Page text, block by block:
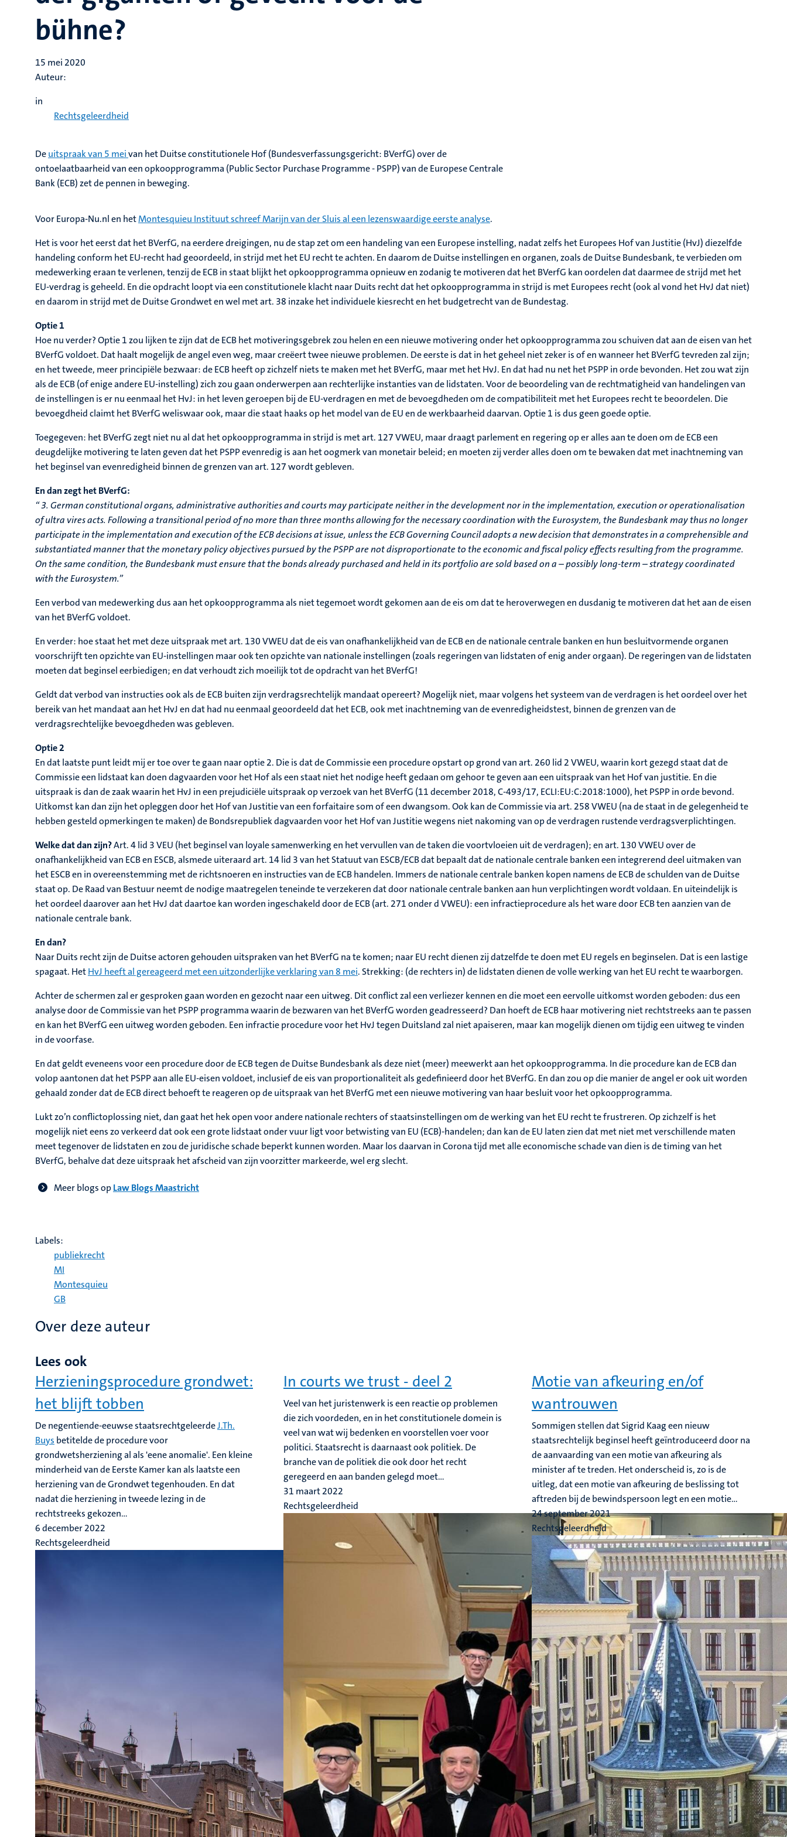
bühne?
15 mei 2020
Auteur:
in
Rechtsgeleerdheid
Deuitspraak van 5 meivan het Duitse constitutionele Hof (Bundesverfassungsgericht: BVerfG) over de
ontoelaatbaarheid van een opkoopprogramma (Public Sector Purchase Programme - PSPP) van de Europese Centrale
Bank (ECB) zet de pennen in beweging.
Voor Europa-Nu.nl en hetMontesquieu Instituut schreef Marijn van der Sluis al een lezenswaardige eerste analyse.
Het is voor het eerst dat het BVerfG, na eerdere dreigingen, nu de stap zet om een handeling van een Europese instelling, nadat zelfs het Europees Hof van Justitie (HvJ) diezelfde
handeling conform het EU-recht had geoordeeld, in strijd met het EU recht te achten. En daarom de Duitse instellingen en organen, zoals de Duitse Bundesbank, te verbieden om
medewerking eraan te verlenen, tenzij de ECB in staat blijkt het opkoopprogramma opnieuw en zodanig te motiveren dat het BVerfG kan oordelen dat daarmee de strijd met het
EU-verdrag is geheeld. En die opdracht loopt via een constitutionele klacht naar Duits recht dat het opkoopprogramma in strijd is met Europees recht (ook al vond het HvJ dat niet)
en daarom in strijd met de Duitse Grondwet en wel met art. 38 inzake het individuele kiesrecht en het budgetrecht van de Bundestag.
Optie 1
Hoe nu verder? Optie 1 zou lijken te zijn dat de ECB het motiveringsgebrek zou helen en een nieuwe motivering onder het opkoopprogramma zou schuiven dat aan de eisen van het
BVerfG voldoet. Dat haalt mogelijk de angel even weg, maar creëert twee nieuwe problemen. De eerste is dat in het geheel niet zeker is of en wanneer het BVerfG tevreden zal zijn;
en het tweede, meer principiële bezwaar: de ECB heeft op zichzelf niets te maken met het BVerfG, maar met het HvJ. En dat had nu net het PSPP in orde bevonden. Het zou wat zijn
als de ECB (of enige andere EU-instelling) zich zou gaan onderwerpen aan rechterlijke instanties van de lidstaten. Voor de beoordeling van de rechtmatigheid van handelingen van
de instellingen is er nu eenmaal het HvJ: in het leven geroepen bij de EU-verdragen en met de bevoegdheden om de compatibiliteit met het Europees recht te beoordelen. Die
bevoegdheid claimt het BVerfG weliswaar ook, maar die staat haaks op het model van de EU en de werkbaarheid daarvan. Optie 1 is dus geen goede optie.
Toegegeven: het BVerfG zegt niet nu al dat het opkoopprogramma in strijd is met art. 127 VWEU, maar draagt parlement en regering op er alles aan te doen om de ECB een
deugdelijke motivering te laten geven dat het PSPP evenredig is aan het oogmerk van monetair beleid; en moeten zij verder alles doen om te bewaken dat met inachtneming van
het beginsel van evenredigheid binnen de grenzen van art. 127 wordt gebleven.
En dan zegt het BVerfG:
“ 3. German constitutional organs, administrative authorities and courts may participate neither in the development nor in the implementation, execution or operationalisation
of ultra vires acts. Following a transitional period of no more than three months allowing for the necessary coordination with the Eurosystem, the Bundesbank may thus no longer
participate in the implementation and execution of the ECB decisions at issue, unless the ECB Governing Council adopts a new decision that demonstrates in a comprehensible and
substantiated manner that the monetary policy objectives pursued by the PSPP are not disproportionate to the economic and fiscal policy effects resulting from the programme.
On the same condition, the Bundesbank must ensure that the bonds already purchased and held in its portfolio are sold based on a – possibly long-term – strategy coordinated
with the Eurosystem.”
Een verbod van medewerking dus aan het opkoopprogramma als niet tegemoet wordt gekomen aan de eis om dat te heroverwegen en dusdanig te motiveren dat het aan de eisen
van het BVerfG voldoet.
En verder: hoe staat het met deze uitspraak met art. 130 VWEU dat de eis van onafhankelijkheid van de ECB en de nationale centrale banken en hun besluitvormende organen
voorschrijft ten opzichte van EU-instellingen maar ook ten opzichte van nationale instellingen (zoals regeringen van lidstaten of enig ander orgaan). De regeringen van de lidstaten
moeten dat beginsel eerbiedigen; en dat verhoudt zich moeilijk tot de opdracht van het BVerfG!
Geldt dat verbod van instructies ook als de ECB buiten zijn verdragsrechtelijk mandaat opereert? Mogelijk niet, maar volgens het systeem van de verdragen is het oordeel over het
bereik van het mandaat aan het HvJ en dat had nu eenmaal geoordeeld dat het ECB, ook met inachtneming van de evenredigheidstest, binnen de grenzen van de
verdragsrechtelijke bevoegdheden was gebleven.
Optie 2
En dat laatste punt leidt mij er toe over te gaan naar optie 2. Die is dat de Commissie een procedure opstart op grond van art. 260 lid 2 VWEU, waarin kort gezegd staat dat de
Commissie een lidstaat kan doen dagvaarden voor het Hof als een staat niet het nodige heeft gedaan om gehoor te geven aan een uitspraak van het Hof van justitie. En die
uitspraak is dan de zaak waarin het HvJ in een prejudiciële uitspraak op verzoek van het BVerfG (11 december 2018, C-493/17, ECLI:EU:C:2018:1000), het PSPP in orde bevond.
Uitkomst kan dan zijn het opleggen door het Hof van Justitie van een forfaitaire som of een dwangsom. Ook kan de Commissie via art. 258 VWEU (na de staat in de gelegenheid te
hebben gesteld opmerkingen te maken) de Bondsrepubliek dagvaarden voor het Hof van Justitie wegens niet nakoming van op de verdragen rustende verdragsverplichtingen.
Welke dat dan zijn?Art. 4 lid 3 VEU (het beginsel van loyale samenwerking en het vervullen van de taken die voortvloeien uit de verdragen); en art. 130 VWEU over de
onafhankelijkheid van ECB en ESCB, alsmede uiteraard art. 14 lid 3 van het Statuut van ESCB/ECB dat bepaalt dat de nationale centrale banken een integrerend deel uitmaken van
het ESCB en in overeenstemming met de richtsnoeren en instructies van de ECB handelen. Immers de nationale centrale banken kopen namens de ECB de schulden van de Duitse
staat op. De Raad van Bestuur neemt de nodige maatregelen teneinde te verzekeren dat door nationale centrale banken aan hun verplichtingen wordt voldaan. En uiteindelijk is
het oordeel daarover aan het HvJ dat daartoe kan worden ingeschakeld door de ECB (art. 271 onder d VWEU): een infractieprocedure als het ware door ECB ten aanzien van de
nationale centrale bank.
En dan?
Naar Duits recht zijn de Duitse actoren gehouden uitspraken van het BVerfG na te komen; naar EU recht dienen zij datzelfde te doen met EU regels en beginselen. Dat is een lastige
spagaat. HetHvJ heeft al gereageerd met een uitzonderlijke verklaring van 8 mei. Strekking: (de rechters in) de lidstaten dienen de volle werking van het EU recht te waarborgen.
Achter de schermen zal er gesproken gaan worden en gezocht naar een uitweg. Dit conflict zal een verliezer kennen en die moet een eervolle uitkomst worden geboden: dus een
analyse door de Commissie van het PSPP programma waarin de bezwaren van het BVerfG worden geadresseerd? Dan hoeft de ECB haar motivering niet rechtstreeks aan te passen
en kan het BVerfG een uitweg worden geboden. Een infractie procedure voor het HvJ tegen Duitsland zal niet apaiseren, maar kan mogelijk dienen om tijdig een uitweg te vinden
in de voorfase.
En dat geldt eveneens voor een procedure door de ECB tegen de Duitse Bundesbank als deze niet (meer) meewerkt aan het opkoopprogramma. In die procedure kan de ECB dan
volop aantonen dat het PSPP aan alle EU-eisen voldoet, inclusief de eis van proportionaliteit als gedefinieerd door het BVerfG. En dan zou op die manier de angel er ook uit worden
gehaald zonder dat de ECB direct behoeft te reageren op de uitspraak van het BVerfG met een nieuwe motivering van haar besluit voor het opkoopprogramma.
Lukt zo’n conflictoplossing niet, dan gaat het hek open voor andere nationale rechters of staatsinstellingen om de werking van het EU recht te frustreren. Op zichzelf is het
mogelijk niet eens zo verkeerd dat ook een grote lidstaat onder vuur ligt voor betwisting van EU (ECB)-handelen; dan kan de EU laten zien dat met niet met verschillende maten
meet tegenover de lidstaten en zou de juridische schade beperkt kunnen worden. Maar los daarvan in Corona tijd met alle economische schade van dien is de timing van het
BVerfG, behalve dat deze uitspraak het afscheid van zijn voorzitter markeerde, wel erg slecht.
Meer blogs opLaw Blogs Maastricht
Labels:
publiekrecht
MI
Montesquieu
GB
Over deze auteur
Lees ook
Herzieningsprocedure grondwet:
het blijft tobben
De negentiende-eeuwse staatsrechtgeleerdeJ.Th.
Buys betitelde de procedure voor
grondwetsherziening al als 'eene anomalie'. Een kleine
minderheid van de Eerste Kamer kan als laatste een
herziening van de Grondwet tegenhouden. En dat
nadat die herziening in tweede lezing in de
rechtstreeks gekozen...
6 december 2022
Rechtsgeleerdheid
In courts we trust - deel 2
Veel van het juristenwerk is een reactie op problemen
die zich voordeden, en in het constitutionele domein is
veel van wat wij bedenken en voorstellen voer voor
politici. Staatsrecht is daarnaast ook politiek. De
branche van de politiek die ook door het recht
geregeerd en aan banden gelegd moet...
31 maart 2022
Rechtsgeleerdheid
Motie van afkeuring en/of
wantrouwen
Sommigen stellen dat Sigrid Kaag een nieuw
staatsrechtelijk beginsel heeft geïntroduceerd door na
de aanvaarding van een motie van afkeuring als
minister af te treden. Het onderscheid is, zo is de
uitleg, dat een motie van afkeuring de beslissing tot
aftreden bij de bewindspersoon legt en een motie...
24 september 2021
Rechtsgeleerdheid